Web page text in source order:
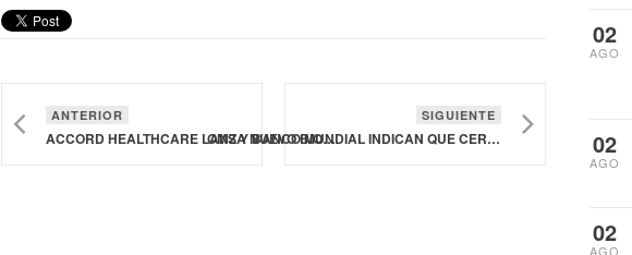
ANTERIOR
ACCORD HEALTHCARE LANZA NUEVO BIOSIMILAR DE DENOSUMAB PARA TRATAR LA OSTEOPOROSIS
SIGUIENTE
OMS Y BANCO MUNDIAL INDICAN QUE CERCA DE 4,600 MILLONES DE PERSONAS CARECEN DE ACCESO A SERVICIOS BÁSICOS DE SALUD
02
AGO
02
AGO
02
AGO